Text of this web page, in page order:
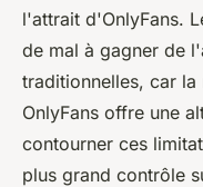
l'attrait d'OnlyFans.
de mal à gagner de
traditionnelles, car la
OnlyFans offre une
contourner ces
plus grand contrôle